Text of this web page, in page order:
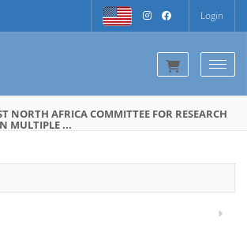
Login
NORTH AFRICA COMMITTEE FOR RESEARCH
MULTIPLE ...